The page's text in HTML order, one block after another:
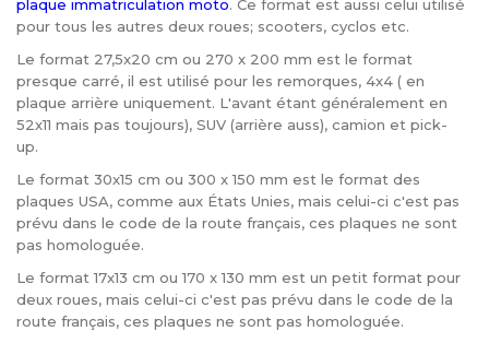
plaque immatriculation moto. Ce format est aussi celui utilisé
pour tous les autres deux roues; scooters, cyclos etc.
Le format 27,5x20 cm ou 270 x 200 mm est le format
presque carré, il est utilisé pour les remorques, 4x4 ( en
plaque arrière uniquement. L'avant étant généralement en
52x11 mais pas toujours), SUV (arrière auss), camion et pick-
up.
Le format 30x15 cm ou 300 x 150 mm est le format des
plaques USA, comme aux États Unies, mais celui-ci c'est pas
prévu dans le code de la route français, ces plaques ne sont
pas homologuée.
Le format 17x13 cm ou 170 x 130 mm est un petit format pour
deux roues, mais celui-ci c'est pas prévu dans le code de la
route français, ces plaques ne sont pas homologuée.